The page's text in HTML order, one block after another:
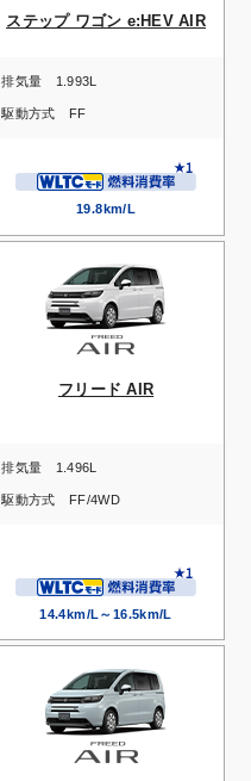
ステップ ワゴン e:HEV AIR
排気量 1.993L
駆動方式 FF
19.8km/L
フリード AIR
排気量 1.496L
駆動方式 FF/4WD
14.4km/L～16.5km/L